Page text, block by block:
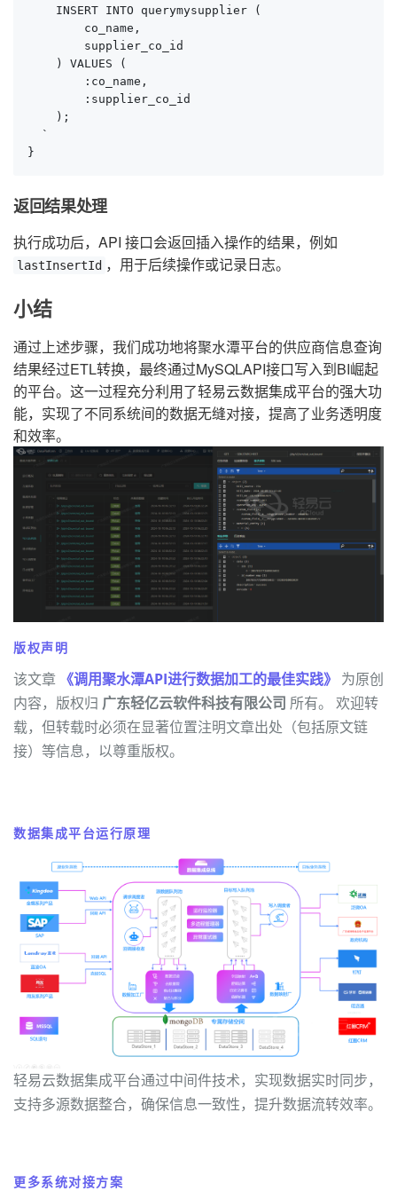
    INSERT INTO querymysupplier (
        co_name,
        supplier_co_id
    ) VALUES (
        :co_name,
        :supplier_co_id
    );
  `
}
返回结果处理
执行成功后，API 接口会返回插入操作的结果，例如
lastInsertId ，用于后续操作或记录日志。
小结
通过上述步骤，我们成功地将聚水潭平台的供应商信息查询
结果经过ETL转换，最终通过MySQLAPI接口写入到BI崛起
的平台。这一过程充分利用了轻易云数据集成平台的强大功
能，实现了不同系统间的数据无缝对接，提高了业务透明度
和效率。
版权声明
该文章 《调用聚水潭API进行数据加工的最佳实践》 为原创
内容，版权归 广东轻亿云软件科技有限公司 所有。 欢迎转
载，但转载时必须在显著位置注明文章出处（包括原文链
接）等信息，以尊重版权。
数据集成平台运行原理
轻易云数据集成平台通过中间件技术，实现数据实时同步，
支持多源数据整合，确保信息一致性，提升数据流转效率。
更多系统对接方案